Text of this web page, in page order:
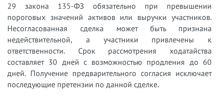
29 закона 135-ФЗ обязательно при превышении
пороговых значений активов или выручки участников.
Несогласованная сделка может быть признана
недействительной, а участники привлечены к
ответственности. Срок рассмотрения ходатайства
составляет 30 дней с возможностью продления до 60
дней. Получение предварительного согласия исключает
последующие претензии по данной сделке.